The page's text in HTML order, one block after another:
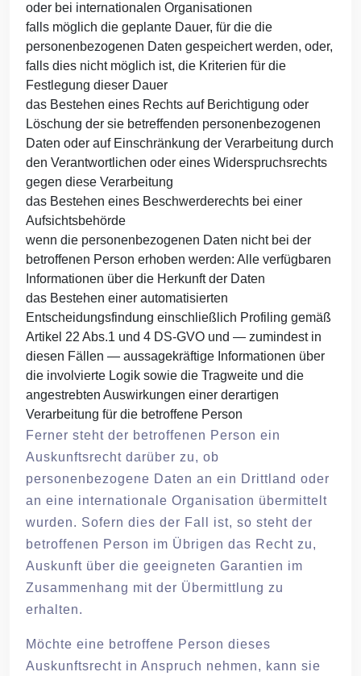
oder bei internationalen Organisationen
falls möglich die geplante Dauer, für die die
personenbezogenen Daten gespeichert werden, oder,
falls dies nicht möglich ist, die Kriterien für die
Festlegung dieser Dauer
das Bestehen eines Rechts auf Berichtigung oder
Löschung der sie betreffenden personenbezogenen
Daten oder auf Einschränkung der Verarbeitung durch
den Verantwortlichen oder eines Widerspruchsrechts
gegen diese Verarbeitung
das Bestehen eines Beschwerderechts bei einer
Aufsichtsbehörde
wenn die personenbezogenen Daten nicht bei der
betroffenen Person erhoben werden: Alle verfügbaren
Informationen über die Herkunft der Daten
das Bestehen einer automatisierten
Entscheidungsfindung einschließlich Profiling gemäß
Artikel 22 Abs.1 und 4 DS-GVO und — zumindest in
diesen Fällen — aussagekräftige Informationen über
die involvierte Logik sowie die Tragweite und die
angestrebten Auswirkungen einer derartigen
Verarbeitung für die betroffene Person
Ferner steht der betroffenen Person ein
Auskunftsrecht darüber zu, ob
personenbezogene Daten an ein Drittland oder
an eine internationale Organisation übermittelt
wurden. Sofern dies der Fall ist, so steht der
betroffenen Person im Übrigen das Recht zu,
Auskunft über die geeigneten Garantien im
Zusammenhang mit der Übermittlung zu
erhalten.
Möchte eine betroffene Person dieses
Auskunftsrecht in Anspruch nehmen, kann sie